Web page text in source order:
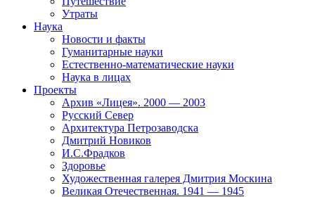
Утраты
Наука
Новости и факты
Гуманитарные науки
Естественно-математические науки
Наука в лицах
Проекты
Архив «Лицея». 2000 — 2003
Русский Север
Архитектура Петрозаводска
Дмитрий Новиков
И.С.Фрадков
Здоровье
Художественная галерея Дмитрия Москина
Великая Отечественная. 1941 — 1945